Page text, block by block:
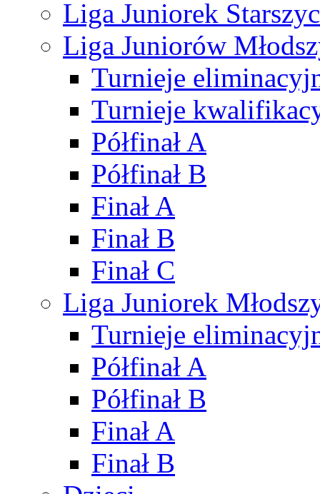
Liga Juniorek
Liga Juniorów
Turnieje
Turnieje
Półfinał A
Półfinał B
Finał A
Finał B
Finał C
Liga Juniorek
Turnieje
Półfinał A
Półfinał B
Finał A
Finał B